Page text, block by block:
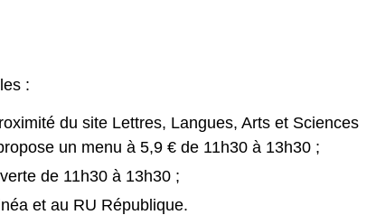
:
du site Lettres, Langues, Arts et Sciences
un menu à 5,9 € de 11h30 à 13h30 ;
de 11h30 à 13h30 ;
et au RU République.